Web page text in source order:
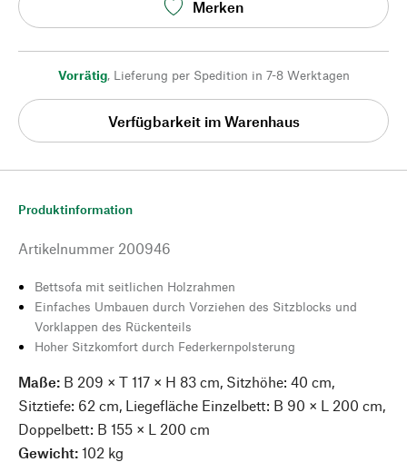
Merken
Vorrätig, Lieferung per Spedition in 7-8 Werktagen
Verfügbarkeit im Warenhaus
Produktinformation
Artikelnummer 200946
Bettsofa mit seitlichen Holzrahmen
Einfaches Umbauen durch Vorziehen des Sitzblocks und
Vorklappen des Rückenteils
Hoher Sitzkomfort durch Federkernpolsterung
Maße: B 209 × T 117 × H 83 cm, Sitzhöhe: 40 cm,
Sitztiefe: 62 cm, Liegefläche Einzelbett: B 90 × L 200 cm,
Doppelbett: B 155 × L 200 cm
Gewicht: 102 kg